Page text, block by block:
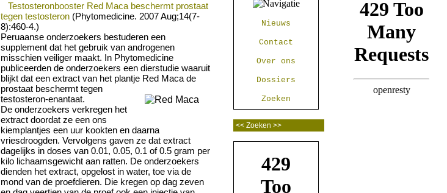
Testosteronbooster Red Maca beschermt prostaat
tegen testosteron (Phytomedicine. 2007 Aug;14(7-
8):460-4.)
Peruaanse onderzoekers bestuderen een
supplement dat het gebruik van androgenen
misschien veiliger maakt. In Phytomedicine
publiceerden de onderzoekers een dierstudie waaruit
blijkt dat een extract van het plantje Red Maca de
prostaat beschermt tegen
testosteron-enantaat.
De onderzoekers verkregen het
extract doordat ze een ons
kiemplantjes een uur kookten en daarna
vriesdroogden. Vervolgens gaven ze dat extract
dagelijks in doses van 0.01, 0.05, 0.1 of 0.5 gram per
kilo lichaamsgewicht aan ratten. De onderzoekers
dienden het extract, opgelost in water, toe via de
mond van de proefdieren. Die kregen op dag zeven
Nieuws
Contact
Over ons
Dossiers
Zoeken